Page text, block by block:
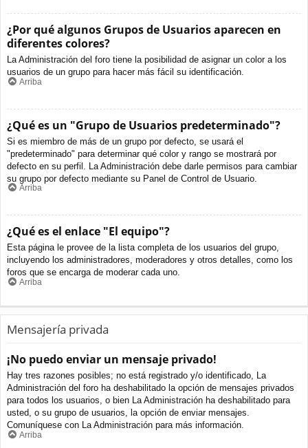
¿Por qué algunos Grupos de Usuarios aparecen en
diferentes colores?
La Administración del foro tiene la posibilidad de asignar un color a los
usuarios de un grupo para hacer más fácil su identificación.
Arriba
¿Qué es un "Grupo de Usuarios predeterminado"?
Si es miembro de más de un grupo por defecto, se usará el
"predeterminado" para determinar qué color y rango se mostrará por
defecto en su perfil. La Administración debe darle permisos para cambiar
su grupo por defecto mediante su Panel de Control de Usuario.
Arriba
¿Qué es el enlace "El equipo"?
Esta página le provee de la lista completa de los usuarios del grupo,
incluyendo los administradores, moderadores y otros detalles, como los
foros que se encarga de moderar cada uno.
Arriba
Mensajería privada
¡No puedo enviar un mensaje privado!
Hay tres razones posibles; no está registrado y/o identificado, La
Administración del foro ha deshabilitado la opción de mensajes privados
para todos los usuarios, o bien La Administración ha deshabilitado para
usted, o su grupo de usuarios, la opción de enviar mensajes.
Comuníquese con La Administración para más información.
Arriba